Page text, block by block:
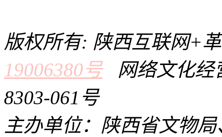
版权所有: 陕西互联网+
19006380号网络文化经
8303-061号
主办单位：陕西省文物